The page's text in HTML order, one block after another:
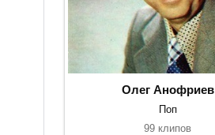
Олег Анофриев
Поп
99 клипов